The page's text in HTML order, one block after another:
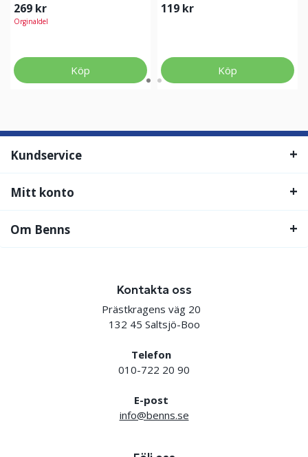
269 kr
Orginaldel
Köp
119 kr
Köp
Kundservice
Mitt konto
Om Benns
Kontakta oss
Prästkragens väg 20
132 45 Saltsjö-Boo
Telefon
010-722 20 90
E-post
info@benns.se